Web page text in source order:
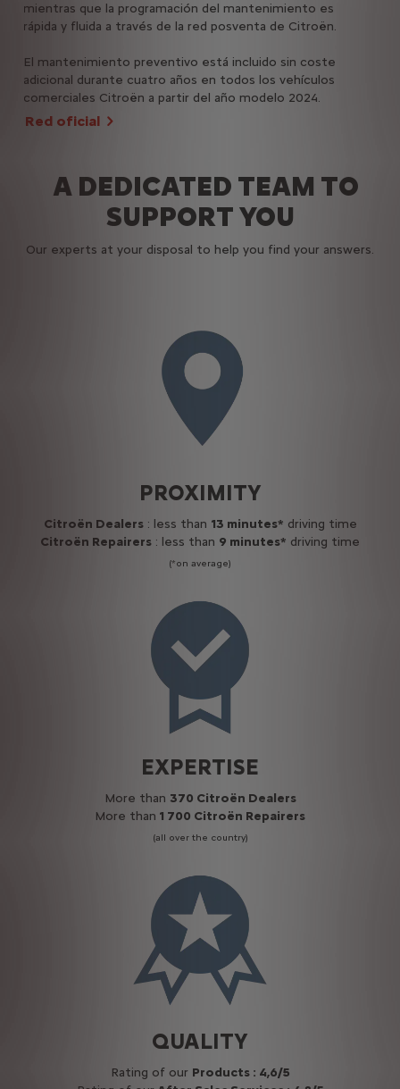
mientras que la programación del mantenimiento es
rápida y fluida a través de la red posventa de Citroën.
El mantenimiento preventivo está incluido sin coste
adicional durante cuatro años en todos los vehículos
comerciales Citroën a partir del año modelo 2024.
Red oficial
A DEDICATED TEAM TO
SUPPORT YOU
Our experts at your disposal to help you find your answers.
PROXIMITY
Citroën Dealers: less than 13 minutes* driving time
Citroën Repairers : less than 9 minutes* driving time
(*on average)
EXPERTISE
More than 370 Citroën Dealers
More than 1 700 Citroën Repairers
(all over the country)
QUALITY
Rating of our Products : 4,6/5